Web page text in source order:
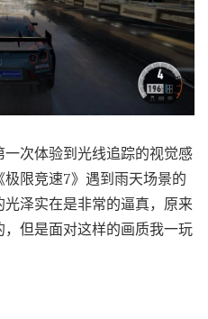
次体验到光线追踪的视觉感
限竞速7》遇到雨天场景的
泽实在是非常的逼真，原来
但是面对这样的画质我一玩